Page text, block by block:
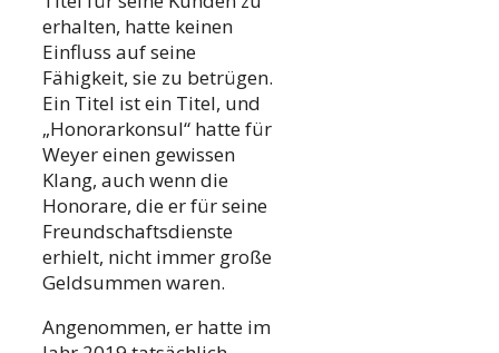
erhalten, hatte keinen
Einfluss auf seine
Fähigkeit, sie zu betrügen.
Ein Titel ist ein Titel, und
„Honorarkonsul“ hatte für
Weyer einen gewissen
Klang, auch wenn die
Honorare, die er für seine
Freundschaftsdienste
erhielt, nicht immer große
Geldsummen waren.
Angenommen, er hatte im